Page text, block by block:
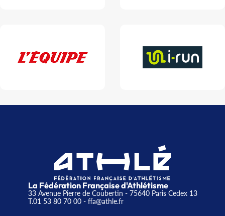
La Fédération Française d'Athlétisme
33 Avenue Pierre de Coubertin - 75640 Paris Cedex 13
T.01 53 80 70 00- ffa@athle.fr